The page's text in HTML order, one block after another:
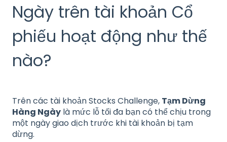
Ngày trên tài khoản Cổ
phiếu hoạt động như thế
nào?
Trên các tài khoản Stocks Challenge, Tạm Dừng
Hàng Ngày là mức lỗ tối đa bạn có thể chịu trong
một ngày giao dịch trước khi tài khoản bị tạm
dừng.